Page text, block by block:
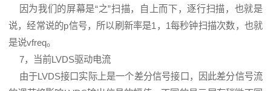
因为我们的屏幕是“之”扫描，自上而下，逐行扫描，也就是
说，经常说的p信号，所以刷新率是1，1每秒钟扫描次数，也就
是说vfreq。
7，当前LVDS驱动电流
由于LVDS接口实际上是一个差分信号接口，因此差分信号流